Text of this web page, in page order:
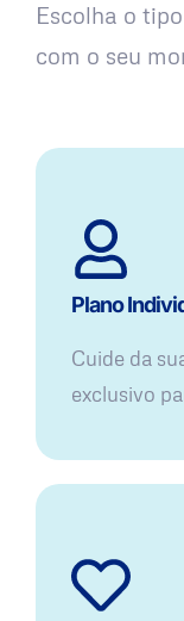
Escolha o
com o seu
Plano
Cuide da
exclusivo